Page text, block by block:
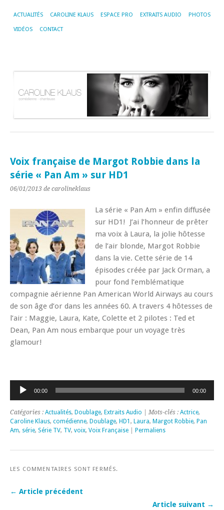
ACTUALITÉS CAROLINE KLAUS ESPACE PRO EXTRAITS AUDIO PHOTOS
VIDÉOS CONTACT
Voix française de Margot Robbie dans la
série « Pan Am » sur HD1
06/01/2013 de carolineklaus
La série « Pan Am » enfin diffusée
sur HD1! J’ai l’honneur de prêter
ma voix à Laura, la jolie hôtesse
de l’air blonde, Margot Robbie
dans la vie. Cette série de 14
épisodes créée par Jack Orman, a
pour fond l’emblématique
compagnie aérienne Pan American World Airways au cours
de son âge d’or dans les années 60. A travers 4 hôtesses de
l’air : Maggie, Laura, Kate, Colette et 2 pilotes : Ted et
Dean, Pan Am nous embarque pour un voyage très
glamour!
Lecteur
00:00 00:00
Catégories : Actualités, Doublage, Extraits Audio | Mots-clés : Actrice,
Caroline Klaus, comédienne, Doublage, HD1 , Laura, Margot Robbie, Pan
Am, série, Série TV, TV, voix, Voix Française Permaliens
LES COMMENTAIRES SONT FERMÉS.
← Article précédent
Article suivant →